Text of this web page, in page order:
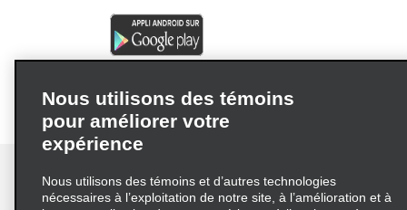
Charleston – Kanawha City
Fairmont
Huntington – intersection 3rd et 24th
Hurricane
Keyser
Nous utilisons des témoins
pour améliorer votre
expérience
Nous utilisons des témoins et d’autres technologies
nécessaires à l’exploitation de notre site, à l’amélioration et à